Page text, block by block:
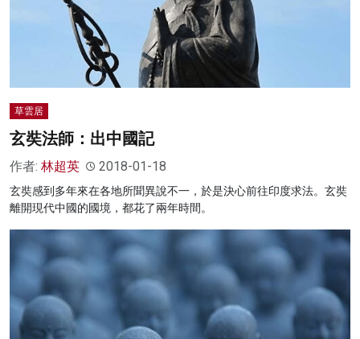
草雲居
玄奘法師：出中國記
作者: 林超英 2018-01-18
玄奘感到多年來在各地所聞異說不一，於是決心前往印度求法。玄奘
離開現代中國的國境，都花了兩年時間。